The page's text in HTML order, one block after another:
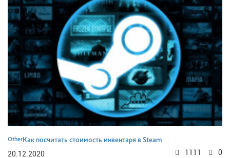
OtherКак посчитать стоимость инвентаря в Steam
20.12.2020
0
1111